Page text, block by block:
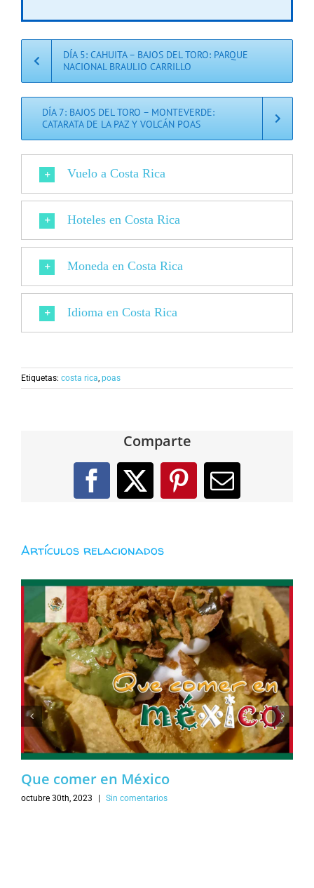
DÍA 5: CAHUITA – BAJOS DEL TORO: PARQUE
NACIONAL BRAULIO CARRILLO
DÍA 7: BAJOS DEL TORO – MONTEVERDE:
CATARATA DE LA PAZ Y VOLCÁN POAS
Vuelo a Costa Rica
Hoteles en Costa Rica
Moneda en Costa Rica
Idioma en Costa Rica
Etiquetas: costa rica poas
Comparte
Facebook
X PinterestCorreo
Artículos relacionados
Que comer en México
octubre 30th, 2023 | Sin comentarios